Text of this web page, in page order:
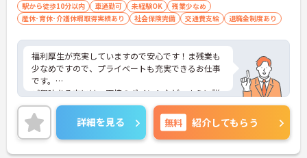
駅から徒歩10分以内 車通勤可 未経験OK
残業少なめ
産休･育休･介護休暇取得実績あり
社会保険完備 交通費支給 退職金制度あり
福利厚生が充実していますので安心です！ま残業も
少なめですので、プライベートも充実できるお仕事
です。
ご興味ある方には、面接のポイントなど、さらに詳
細をお話致しますのでお気軽にご相談ください。
詳細を見る 無料 紹介してもらう